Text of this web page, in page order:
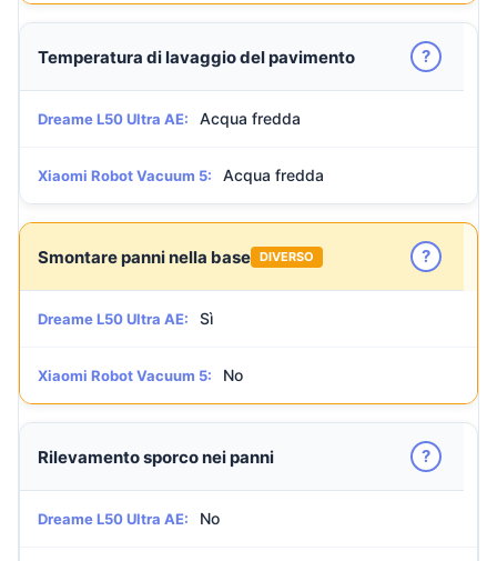
Temperatura di lavaggio del pavimento ?
Dreame L50 Ultra AE: Acqua fredda
Xiaomi Robot Vacuum 5: Acqua fredda
Smontare panni nella base DIVERSO ?
Dreame L50 Ultra AE: Sì
Xiaomi Robot Vacuum 5: No
Rilevamento sporco nei panni ?
Dreame L50 Ultra AE: No